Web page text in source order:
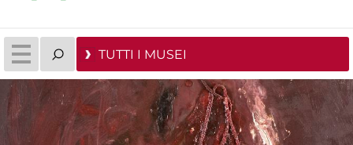
TUTTI I MUSEI